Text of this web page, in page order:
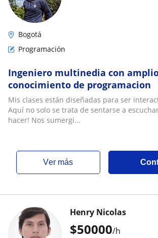
Bogotá
Programación
Ingeniero multinedia con
conocimiento de programacion
Mis clases están diseñadas para ser
Aquí no solo se trata de sentarse a
hacer! Nos sumergi...
ver más
$50000/h
Henry Nicolas